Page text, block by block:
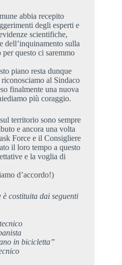
abbia recepito
degli esperti e
scientifiche,
dell’inquinamento sulla
questo ci saremmo
piano resta dunque
al Sindaco
finalmente una nuova
più coraggio.
territorio sono sempre
e ancora una volta
Force e il Consigliere
il loro tempo a questo
e la voglia di
d’accordo!)
costituita dai seguenti
in bicicletta”